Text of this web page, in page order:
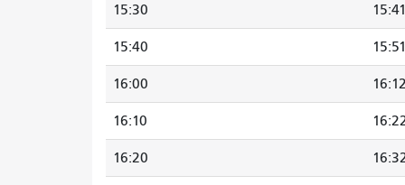
15:30 15:41
15:40 15:51
16:00 16:12
16:10
16:20